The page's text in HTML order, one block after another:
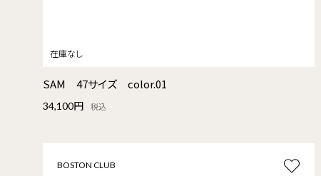
SAM 47サイズ color.01
34,100円 税込
BOSTON CLUB